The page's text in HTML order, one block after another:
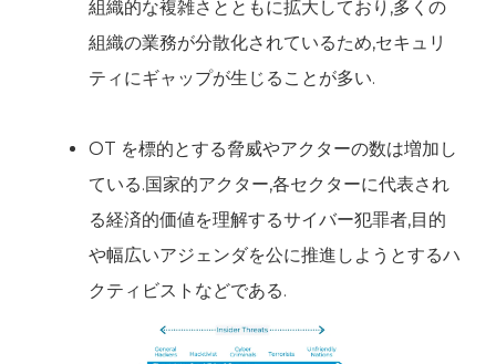
組織的な複雑さとともに拡大しており,多くの
組織の業務が分散化されているため,セキュリ
ティにギャップが生じることが多い.
OT を標的とする脅威やアクターの数は増加し
ている.国家的アクター,各セクターに代表され
る経済的価値を理解するサイバー犯罪者,目的
や幅広いアジェンダを公に推進しようとするハ
クティビストなどである.